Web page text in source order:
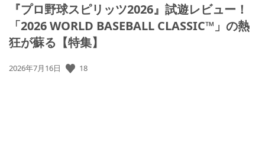
『プロ野球スピリッツ2026』試遊レビュー！
「2026 WORLD BASEBALL CLASSIC™」の熱
狂が蘇る【特集】
公
2026年7月16日 18